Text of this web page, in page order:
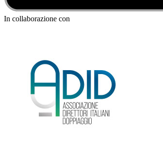
In collaborazione con